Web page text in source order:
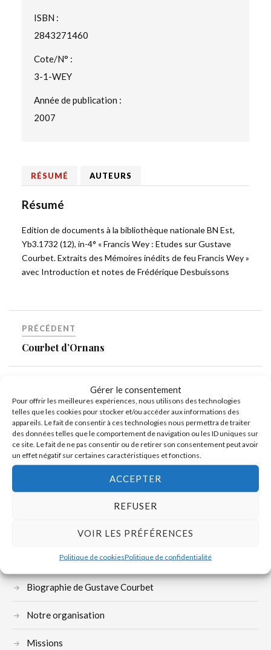
Gérer le consentement
Pour offrir les meilleures expériences, nous utilisons des technologies
telles que les cookies pour stocker et/ou accéder aux informations des
appareils. Le fait de consentir à ces technologies nous permettra de traiter
des données telles que le comportement de navigation ou les ID uniques sur
ce site. Le fait de ne pas consentir ou de retirer son consentement peut avoir
un effet négatif sur certaines caractéristiques et fonctions.
ACCEPTER
REFUSER
VOIR LES PRÉFÉRENCES
Politique de cookiesPolitique de confidentialité
ISBN :
2843271460
Cote/N° :
3-1-WEY
Année de publication :
2007
RÉSUMÉ AUTEURS
Résumé
Edition de documents à la bibliothèque nationale BN Est,
Yb3.1732 (12), in-4° « Francis Wey : Etudes sur Gustave
Courbet. Extraits des Mémoires inédits de feu Francis Wey »
avec Introduction et notes de Frédérique Desbuissons
PRÉCÉDENT
Courbet d’Ornans
Réalisme, la symphonie des contraires
Devenez adhérent
Biographie de Gustave Courbet
Notre organisation
Missions